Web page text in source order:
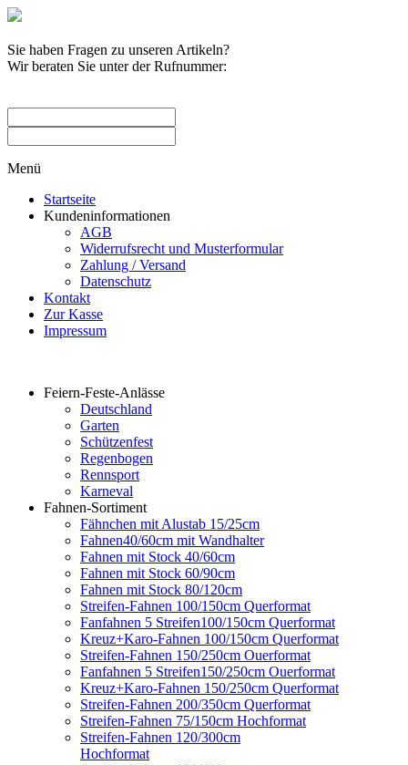
Sie haben Fragen zu unseren Artikeln?
Wir beraten Sie unter der Rufnummer:
Menü
Startseite
Kundeninformationen
AGB
Widerrufsrecht und Musterformular
Zahlung / Versand
Datenschutz
Kontakt
Zur Kasse
Impressum
Feiern-Feste-Anlässe
Deutschland
Garten
Schützenfest
Regenbogen
Rennsport
Karneval
Fahnen-Sortiment
Fähnchen mit Alustab 15/25cm
Fahnen40/60cm mit Wandhalter
Fahnen mit Stock 40/60cm
Fahnen mit Stock 60/90cm
Fahnen mit Stock 80/120cm
Streifen-Fahnen 100/150cm Querformat
Fanfahnen 5 Streifen100/150cm Querformat
Kreuz+Karo-Fahnen 100/150cm Querformat
Streifen-Fahnen 150/250cm Ouerformat
Fanfahnen 5 Streifen150/250cm Ouerformat
Kreuz+Karo-Fahnen 150/250cm Querformat
Streifen-Fahnen 200/350cm Querformat
Streifen-Fahnen 75/150cm Hochformat
Streifen-Fahnen 120/300cm
Hochformat